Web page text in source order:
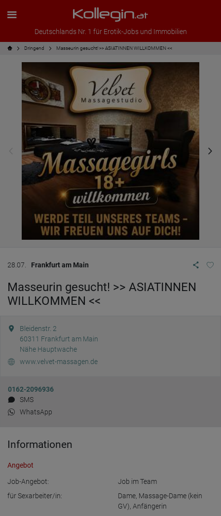
Deutschlands Nr. 1 für Erotik-Jobs und Immobilien
Dringend Masseurin gesucht! >> ASIATINNEN WILLKOMMEN <<
28.07. Frankfurt am Main
Masseurin gesucht! >> ASIATINNEN
WILLKOMMEN <<
Bleidenstr. 2
60311 Frankfurt am Main
Nähe Hauptwache
www.velvet-massagen.de
0162-2096936
SMS
WhatsApp
Informationen
Angebot
Job-Angebot:
Job im Team
für Sexarbeiter/in:
Dame, Massage-Dame (kein
GV), Anfängerin